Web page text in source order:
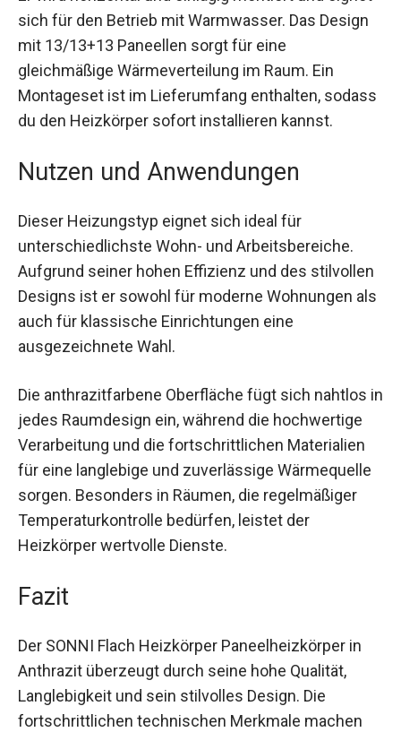
sich für den Betrieb mit Warmwasser. Das Design
mit 13/13+13 Paneellen sorgt für eine
gleichmäßige Wärmeverteilung im Raum. Ein
Montageset ist im Lieferumfang enthalten, sodass
du den Heizkörper sofort installieren kannst.
Nutzen und Anwendungen
Dieser Heizungstyp eignet sich ideal für
unterschiedlichste Wohn- und Arbeitsbereiche.
Aufgrund seiner hohen Effizienz und des stilvollen
Designs ist er sowohl für moderne Wohnungen als
auch für klassische Einrichtungen eine
ausgezeichnete Wahl.
Die anthrazitfarbene Oberfläche fügt sich nahtlos in
jedes Raumdesign ein, während die hochwertige
Verarbeitung und die fortschrittlichen Materialien
für eine langlebige und zuverlässige Wärmequelle
sorgen. Besonders in Räumen, die regelmäßiger
Temperaturkontrolle bedürfen, leistet der
Heizkörper wertvolle Dienste.
Fazit
Der SONNI Flach Heizkörper Paneelheizkörper in
Anthrazit überzeugt durch seine hohe Qualität,
Langlebigkeit und sein stilvolles Design. Die
fortschrittlichen technischen Merkmale machen